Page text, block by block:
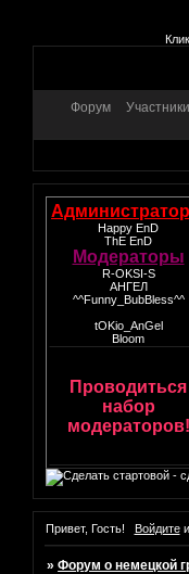
Форум Участники
Happy EnD
ThE EnD
Модераторы
R-OKSI-S
АНГЕЛ
^^Funny_BubBless^^
tOKio_AnGel
Bloom
Проводиться
набор
модераторов!
-
Привет, Гость! Войдите
»Форум о немецкой